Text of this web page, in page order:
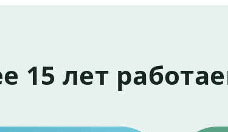
15 лет